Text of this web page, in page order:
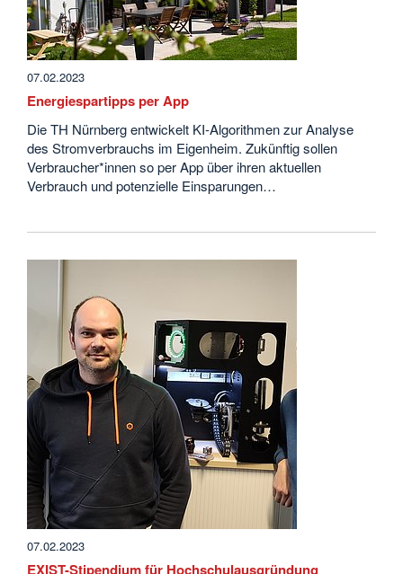
07.02.2023
Energiespartipps per App
Die TH Nürnberg entwickelt KI-Algorithmen zur Analyse
des Stromverbrauchs im Eigenheim. Zukünftig sollen
Verbraucher*innen so per App über ihren aktuellen
Verbrauch und potenzielle Einsparungen…
07.02.2023
EXIST-Stipendium für Hochschulausgründung